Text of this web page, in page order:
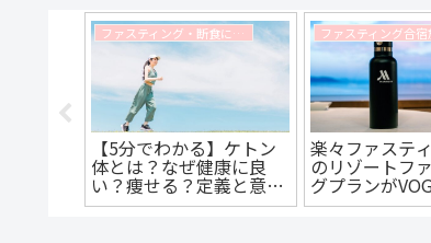
ファスティング・断食に関するコラム
【5分でわかる】ケトン
体とは？なぜ健康に良
い？痩せる？定義と意味
をファスティングマイス
楽々ファステ
のリゾートフ
グプランが
されました！